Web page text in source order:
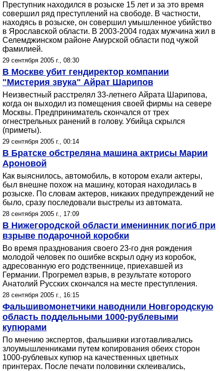
Преступник находился в розыске 15 лет и за это время
совершил ряд преступлений на свободе. В частности,
находясь в розыске, он совершил умышленное убийство
в Ярославской области. В 2003-2004 годах мужчина жил в
Селемджинском районе Амурской области под чужой
фамилией.
29 сентября 2005 г., 08:30
В Москве убит гендиректор компании
"Мистерия звука" Айрат Шарипов
Неизвестный расстрелял 33-летнего Айрата Шарипова,
когда он выходил из помещения своей фирмы на севере
Москвы. Предприниматель скончался от трех
огнестрельных ранений в голову. Убийца скрылся
(приметы).
29 сентября 2005 г., 00:14
В Братске обстреляна машина актрисы Марии
Ароновой
Как выяснилось, автомобиль, в котором ехали актеры,
был внешне похож на машину, которая находилась в
розыске. По словам актеров, никаких предупреждений не
было, сразу последовали выстрелы из автомата.
28 сентября 2005 г., 17:09
В Нижегородской области именинник погиб при
взрыве подарочной коробки
Во время празднования своего 23-го дня рождения
молодой человек по ошибке вскрыл одну из коробок,
адресованную его родственнице, приехавшей из
Германии. Прогремел взрыв, в результате которого
Анатолий Русских скончался на месте преступления.
28 сентября 2005 г., 16:15
Фальшивомонетчики наводнили Новгородскую
область поддельными 1000-рублевыми
купюрами
По мнению экспертов, фальшивки изготавливались
злоумышленниками путем копирования обеих сторон
1000-рублевых купюр на качественных цветных
принтерах. После печати половинки склеивались,